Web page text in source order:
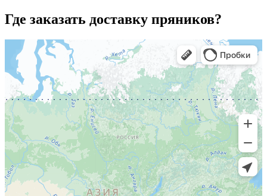
Где заказать доставку пряников?